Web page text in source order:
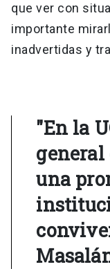
que ver con
importante
inadvertidas y
"En la
general
una